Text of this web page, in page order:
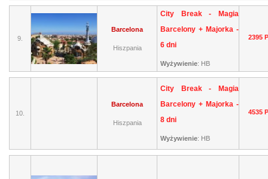
9.
Barcelona
Hiszpania
City Break - Magia
Barcelony + Majorka -
6 dni
Wyżywienie: HB
2395
10.
Barcelona
Hiszpania
City Break - Magia
Barcelony + Majorka -
8 dni
Wyżywienie: HB
4535